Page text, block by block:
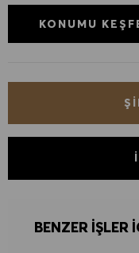
KONUMU
BENZER IŞLER